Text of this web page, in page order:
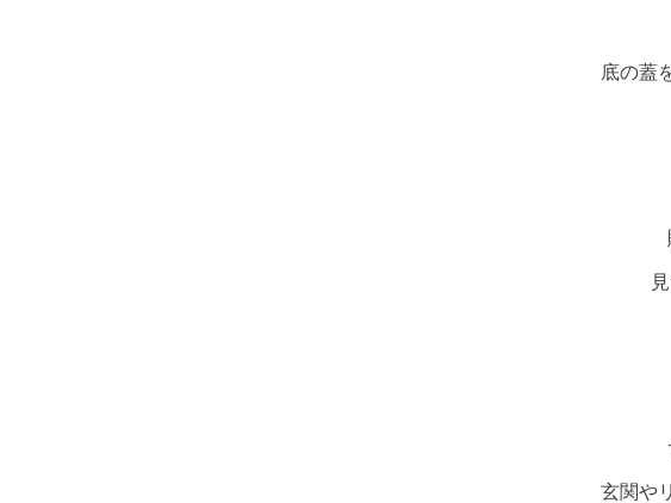
底の蓋
玄関や